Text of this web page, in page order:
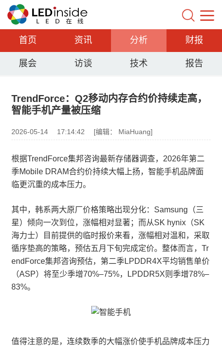
首页 资讯 分析 财报
展会 访谈 技术 报告
TrendForce：Q2移动内存合约价持续走高，
智能手机产量被压缩
2026-05-14 17:14:42 [编辑： MiaHuang]
根据TrendForce集邦咨询最新存储器调查，2026年第二
季Mobile DRAM合约价持续大幅上扬，智能手机品牌面
临更沉重的成本压力。
其中，韩系两大原厂价格策略出现分化：Samsung（三
星）倾向一次到位，涨幅相对显著；而从SK hynix（SK
海力士）目前提供的临时报价来看，涨幅相对温和，采取
循序垫高的策略，预估五月下旬完成定价。整体而言，Tr
endForce集邦咨询预估，第二季LPDDR4X平均销售单价
（ASP）将至少季增70%–75%，LPDDR5X则季增78%–
83%。
值得注意的是，连续数季的大幅涨价使手机品牌成本压力